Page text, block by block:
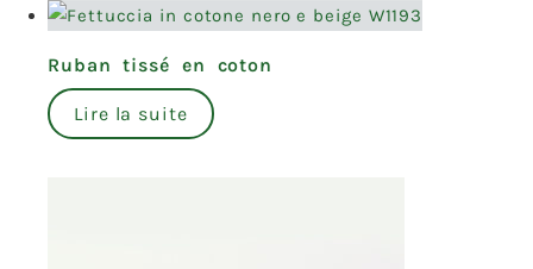
Ruban tissé en coton
Lire la suite